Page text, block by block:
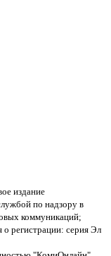
издание
по надзору в
коммуникаций;
регистрации: серия Эл